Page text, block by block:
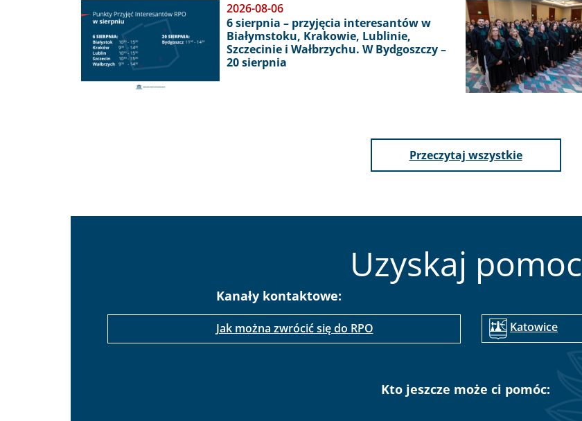
Obraz
2026-08-06
6 sierpnia – przyjęcia interesantów w
Białymstoku, Krakowie, Lublinie,
Szczecinie i Wałbrzychu. W Bydgoszczy –
20 sierpnia
Obraz
Przeczytaj wszystkieaktualności
Uzyskaj pomoc
Kanały kontaktowe:
Jak można zwrócić się do RPO Katowice
Kto jeszcze może ci pomóc: